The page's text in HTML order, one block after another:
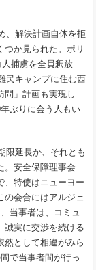
、解決計画自体を拒
か見られた。ポリ
捕虜を全員釈放
民キャンプに住む西
問」計画も実現し
ぶりに会う人もい
限延長か、それとも
。安全保障理事会
、特使はニューヨー
の会合にはアルジェ
当事者は、コミュ
誠実に交渉を続ける
然として相違がみら
で当事者間が行っ